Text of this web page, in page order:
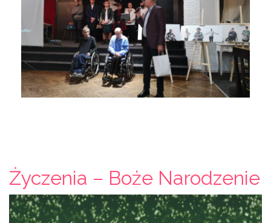
Życzenia – Boże Narodzenie